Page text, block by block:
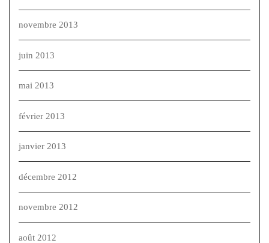
novembre 2013
juin 2013
mai 2013
février 2013
janvier 2013
décembre 2012
novembre 2012
août 2012